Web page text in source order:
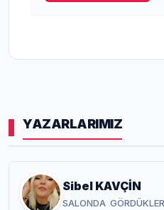
YAZARLARIMIZ
Sibel KAVÇİN
SALONDA